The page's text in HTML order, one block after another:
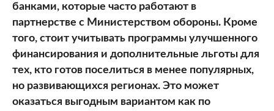
банками, которые часто работают в
партнерстве с Министерством обороны. Кроме
того, стоит учитывать программы улучшенного
финансирования и дополнительные льготы для
тех, кто готов поселиться в менее популярных,
но развивающихся регионах. Это может
оказаться выгодным вариантом как по